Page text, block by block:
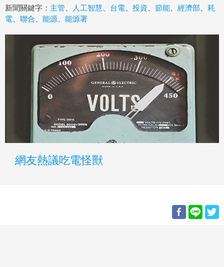
新聞關鍵字： 主管 人工智慧 台電 投資 節能 經濟部
耗
電
聯合 能源 能源署
網友熱議吃電怪獸